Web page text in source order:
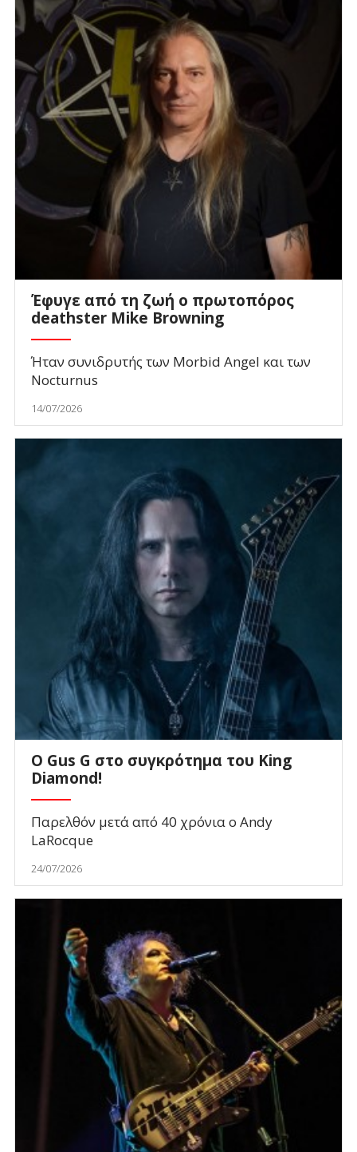
Έφυγε από τη ζωή ο πρωτοπόρος
deathster Mike Browning
Ήταν συνιδρυτής των Morbid Angel και των
Nocturnus
14/07/2026
O Gus G στο συγκρότημα του King
Diamond!
Παρελθόν μετά από 40 χρόνια ο Andy
LaRocque
24/07/2026